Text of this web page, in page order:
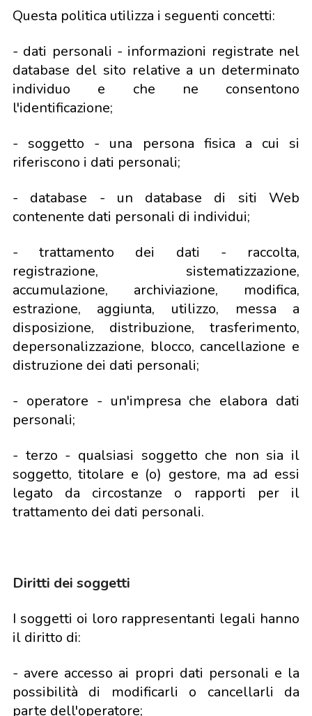
Questa politica utilizza i seguenti concetti:
- dati personali - informazioni registrate nel
database del sito relative a un determinato
individuo e che ne consentono
l'identificazione;
- soggetto - una persona fisica a cui si
riferiscono i dati personali;
- database - un database di siti Web
contenente dati personali di individui;
- trattamento dei dati - raccolta,
registrazione, sistematizzazione,
accumulazione, archiviazione, modifica,
estrazione, aggiunta, utilizzo, messa a
disposizione, distribuzione, trasferimento,
depersonalizzazione, blocco, cancellazione e
distruzione dei dati personali;
- operatore - un'impresa che elabora dati
personali;
- terzo - qualsiasi soggetto che non sia il
soggetto, titolare e (o) gestore, ma ad essi
legato da circostanze o rapporti per il
trattamento dei dati personali.
Diritti dei soggetti
I soggetti oi loro rappresentanti legali hanno
il diritto di:
- avere accesso ai propri dati personali e la
possibilità di modificarli o cancellarli da
parte dell'operatore;